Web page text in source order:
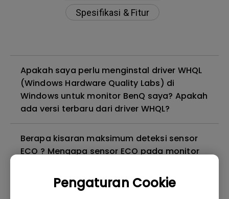
Pengaturan Cookie
Spesifikasi & Fitur
Apakah saya perlu menginstal driver WHQL
(Windows Hardware Quality Labs) di
Windows untuk monitor BenQ saya? Apakah
ada versi terbaru dari driver WHQL?
Berapa kisaran maksimum deteksi sensor
ECO ? Mengapa sensor ECO pada monitor
mestinya?